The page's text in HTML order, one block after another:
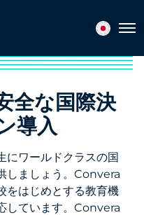
全な国際決
導入
にワールドクラスの国
しましょう。Convera
をはじめとする教育機
しています。Convera